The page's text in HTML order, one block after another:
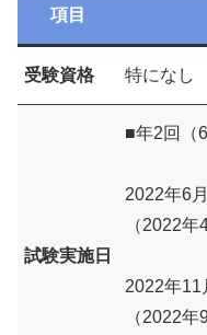
項目
受験資格 特になし
試験実施日
■年2回（
2022年6
（2022
2022年11
（2022